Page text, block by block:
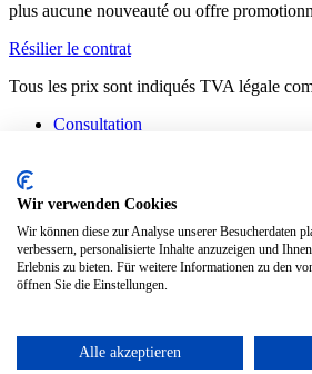
plus aucune nouveauté ou offre
Résilier le contrat
Tous les prix sont indiqués TVA légale
Consultation
Consignes
Informations techniques
Situation actuelle des livraisons
Copyright © - Tous droits réservés
die den Komfort bei Benutzung dieser
Direktwerbung dienen oder die Interaktion
Wir verwenden Cookies
Wir können diese zur Analyse unserer Besucherdaten
verbessern, personalisierte Inhalte anzuzeigen und
Erlebnis zu bieten. Für weitere Informationen zu den
öffnen Sie die Einstellungen.
Alle akzeptieren